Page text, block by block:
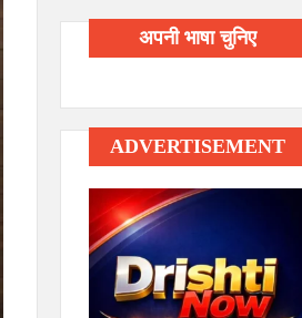
अपनी भाषा चुनिए
ADVERTISEMENT